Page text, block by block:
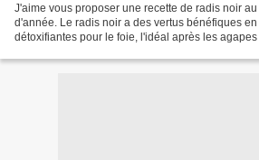
J'aime vous proposer une recette de radis noir
d'année. Le radis noir a des vertus bénéfiques
détoxifiantes pour le foie, l'idéal après les